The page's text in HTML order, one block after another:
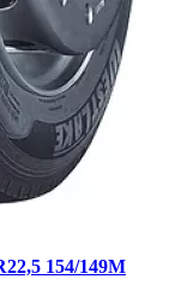
154/149M